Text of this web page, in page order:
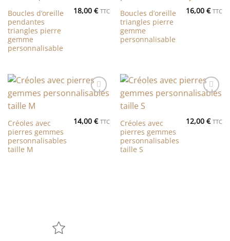
à la liste
Boucles d’oreille
pendantes
triangles pierre
gemme
personnalisable
18,00€ TTC
à la liste
Boucles d’oreille
triangles pierre
gemme
personnalisable
16,00€ TTC
souhaits
Créoles avec
pierres gemmes
personnalisables
taille M
14,00€ TTC
souhaits
Créoles avec
pierres gemmes
personnalisables
taille S
12,00€ TTC